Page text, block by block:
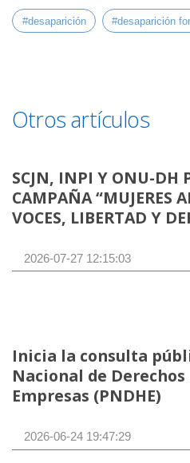
#desaparición #desaparición
Otros artículos
SCJN, INPI Y ONU-DH
CAMPAÑA “MUJERES
VOCES, LIBERTAD Y
2026-07-27 12:15:03
Inicia la consulta
Nacional de
Empresas (PNDHE)
2026-06-24 19:47:29